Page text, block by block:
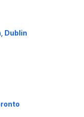
Dublin